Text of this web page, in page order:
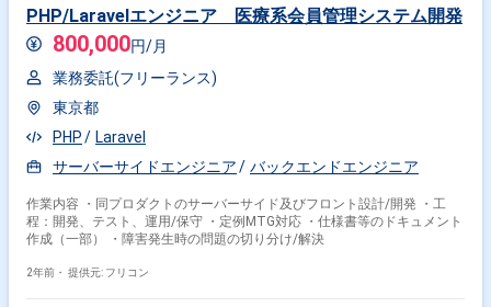
PHP/Laravelエンジニア 医療系会員管理システム開発
800,000円/月
業務委託(フリーランス)
東京都
PHP
Laravel
サーバーサイドエンジニア
バックエンドエンジニア
作業内容 ・同プロダクトのサーバーサイド及びフロント設計/開発 ・工
程：開発、テスト、運用/保守 ・定例MTG対応 ・仕様書等のドキュメント
作成（一部） ・障害発生時の問題の切り分け/解決
2年前・ 提供元: フリコン